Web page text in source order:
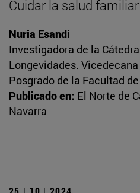
Cuidar la salud familiar
Nuria Esandi
Investigadora de la
Longevidades.
Posgrado de la Facultad
Publicado en: El Norte de
Navarra